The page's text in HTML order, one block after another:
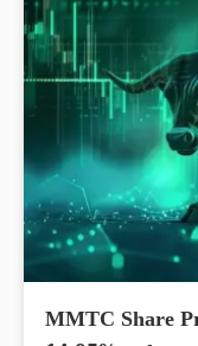
MMTC Share